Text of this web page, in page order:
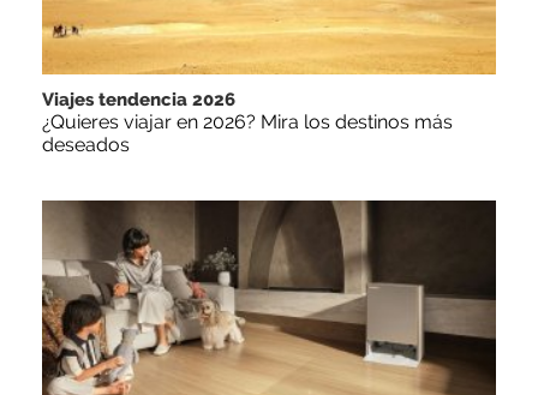
Viajes tendencia 2026
¿Quieres viajar en 2026? Mira los destinos más
deseados